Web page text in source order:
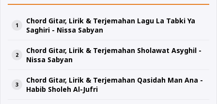
Chord Gitar, Lirik & Terjemahan Lagu La Tabki Ya
Saghiri - Nissa Sabyan
Chord Gitar, Lirik & Terjemahan Sholawat Asyghil -
Nissa Sabyan
Chord Gitar, Lirik & Terjemahan Qasidah Man Ana -
Habib Sholeh Al-Jufri